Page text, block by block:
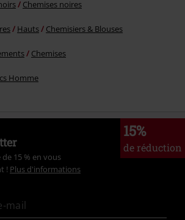
Chemises noires
Hauts Chemisiers & Blouses
Chemises
Homme
15%
de réduction
15 % en vous
! Plus d'informations